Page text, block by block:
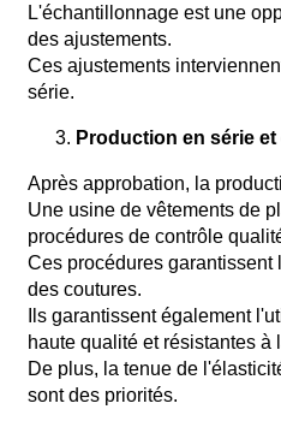
L'échantillonnage est une
des ajustements.
Ces ajustements
série.
Production en série
Après approbation, la
Une usine de vêtements de
procédures de contrôle
Ces procédures garantissent
des coutures.
Ils garantissent également
haute qualité et résistantes à
De plus, la tenue de
sont des priorités.